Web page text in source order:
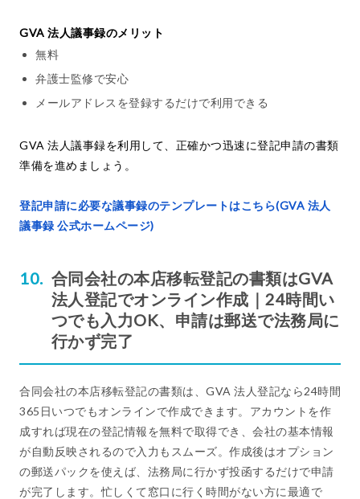
GVA 法人議事録のメリット
無料
弁護士監修で安心
メールアドレスを登録するだけで利用できる
GVA 法人議事録を利用して、正確かつ迅速に登記申請の書類
準備を進めましょう。
登記申請に必要な議事録のテンプレートはこちら(GVA 法人
議事録 公式ホームページ)
合同会社の本店移転登記の書類はGVA
法人登記でオンライン作成｜24時間い
つでも入力OK、申請は郵送で法務局に
行かず完了
合同会社の本店移転登記の書類は、GVA 法人登記なら24時間
365日いつでもオンラインで作成できます。アカウントを作
成すれば現在の登記情報を無料で取得でき、会社の基本情報
が自動反映されるので入力もスムーズ。作成後はオプション
の郵送パックを使えば、法務局に行かず投函するだけで申請
が完了します。忙しくて窓口に行く時間がない方に最適で